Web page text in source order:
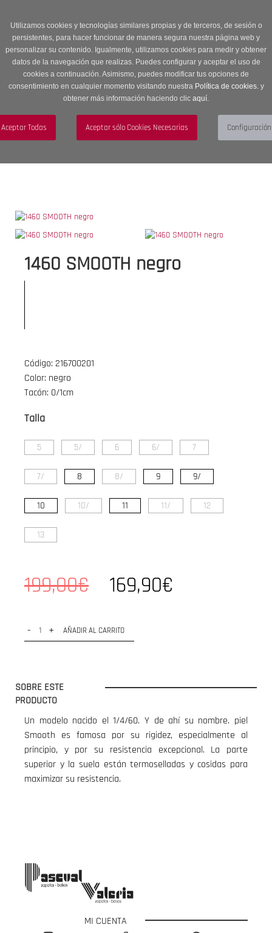
Utilizamos cookies y tecnologías similares propias y de terceros, de sesión o
persistentes, para hacer funcionar de manera segura nuestra página web y
personalizar su contenido. Igualmente, utilizamos cookies para medir y obtener
datos de la navegación que realizas. Puedes configurar y aceptar el uso de
cookies a continuación. Asimismo, puedes modificar tus opciones de
consentimiento en cualquier momento visitando nuestra Política de cookies.y
obtener más información haciendo clic aquí.
descuento en Sección OUTLET con código OUTLET20
navigation
Menú
1460 SMOOTH negro
Código: 216700201
Color: negro
Tacón: 0/1cm
Talla
5 5/ 6 6/ 7
7/ 8 8/ 9 9/
10 10/ 11 11/ 12
13
199,00€ 169,90€
- + AÑADIR AL CARRITO
SOBRE ESTE
PRODUCTO
Un modelo nacido el 1/4/60. Y de ahí su nombre. piel
Smooth es famosa por su rigidez, especialmente al
principio, y por su resistencia excepcional. La parte
superior y la suela están termoselladas y cosidas para
maximizar su resistencia.
MI CUENTA